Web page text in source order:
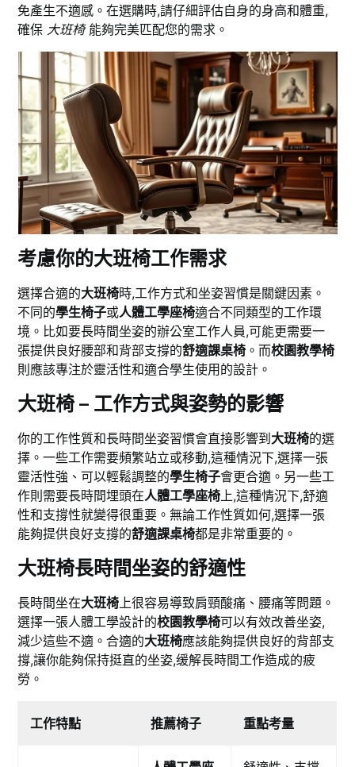
免產生不適感。在選購時,請仔細評估自身的身高和體重,
確保 大班椅能夠完美匹配您的需求。
考慮你的大班椅工作需求
選擇合適的大班椅時,工作方式和坐姿習慣是關鍵因素。
不同的學生椅子或人體工學座椅適合不同類型的工作環
境。比如要長時間坐姿的辦公室工作人員,可能更需要一
張提供良好腰部和背部支撐的舒適課桌椅 。而校園教學椅
則應該專注於靈活性和適合學生使用的設計。
大班椅 – 工作方式與姿勢的影響
你的工作性質和長時間坐姿習慣會直接影響到大班椅的選
擇。一些工作需要頻繁站立或移動,這種情況下,選擇一張
靈活性強、可以輕鬆調整的學生椅子會更合適。另一些工
作則需要長時間埋頭在人體工學座椅 上,這種情況下,舒適
性和支撐性就變得很重要。無論工作性質如何,選擇一張
能夠提供良好支撐的舒適課桌椅都是非常重要的。
大班椅長時間坐姿的舒適性
長時間坐在大班椅 上很容易導致肩頸酸痛、腰痛等問題。
選擇一張人體工學設計的校園教學椅可以有效改善坐姿,
減少這些不適。合適的大班椅應該能夠提供良好的背部支
撐,讓你能夠保持挺直的坐姿,缓解長時間工作造成的疲
勞。
工作特點 推薦椅子 重點考量